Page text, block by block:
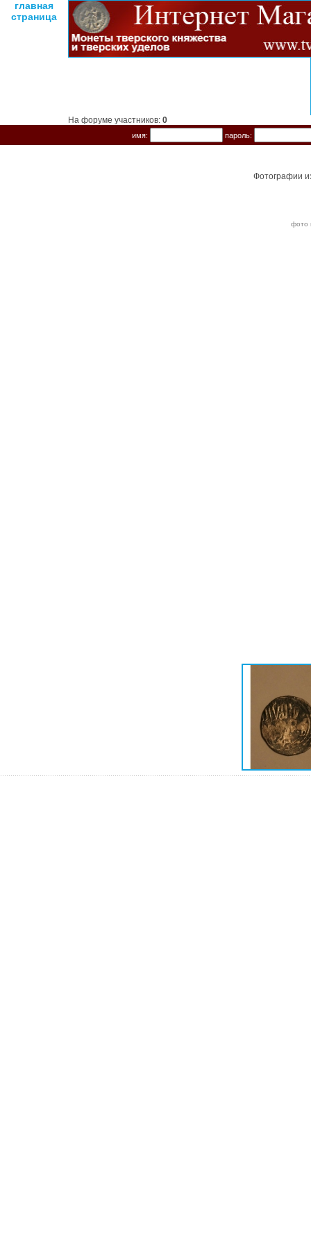
главная
страница
На форуме участников: 0
имя: пароль:
Фотографии
фото